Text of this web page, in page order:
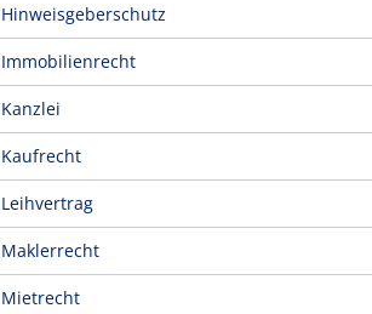
Hinweisgeberschutz
Immobilienrecht
Kanzlei
Kaufrecht
Leihvertrag
Maklerrecht
Mietrecht